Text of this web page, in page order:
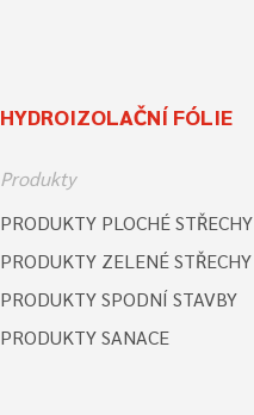
HYDROIZOLAČNÍ FÓLIE
Produkty
PRODUKTY PLOCHÉ STŘECHY
PRODUKTY ZELENÉ STŘECHY
PRODUKTY SPODNÍ STAVBY
PRODUKTY SANACE